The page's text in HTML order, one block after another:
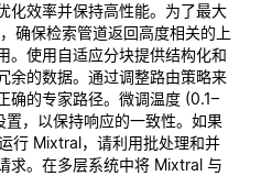
化效率并保持高性能。为了最大
确保检索管道返回高度相关的上
。使用自适应分块提供结构化和
余的数据。通过调整路由策略来
确的专家路径。微调温度 (0.1–
，以保持响应的一致性。如果
行 Mixtral，请利用批处理和并
求。在多层系统中将 Mixtral 与